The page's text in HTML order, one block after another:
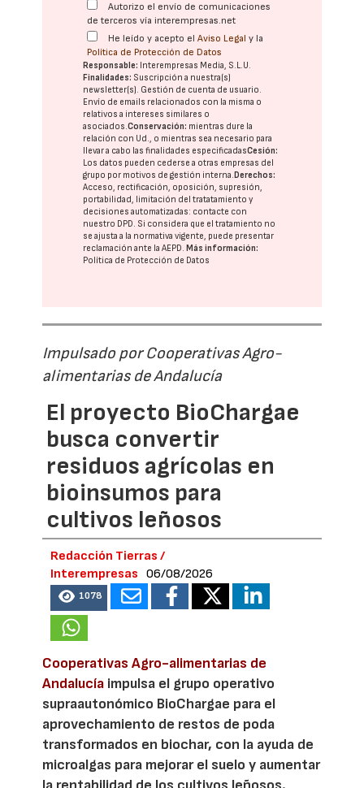
Autorizo el envío de comunicaciones
de terceros vía interempresas.net
He leído y acepto elAviso Legal y la
Política de Protección de Datos
Responsable: Interempresas Media, S.L.U.
Finalidades: Suscripción a nuestra(s)
newsletter(s). Gestión de cuenta de usuario.
Envío de emails relacionados con la misma o
relativos a intereses similares o
asociados.Conservación: mientras dure la
relación con Ud., o mientras sea necesario para
llevar a cabo las finalidades especificadasCesión:
Los datos pueden cederse a otras empresas del
grupo por motivos de gestión interna. Derechos:
Acceso, rectificación, oposición, supresión,
portabilidad, limitación del tratatamiento y
decisiones automatizadas: contacte con
nuestro DPD. Si considera que el tratamiento no
se ajusta a la normativa vigente, puede presentar
reclamación ante laAEPD. Más información:
Política de Protección de Datos
Impulsado por Cooperativas Agro-
alimentarias de Andalucía
El proyecto BioChargae
busca convertir
residuos agrícolas en
bioinsumos para
cultivos leñosos
Redacción Tierras /
Interempresas
06/08/2026
1078
Cooperativas Agro-alimentarias de
Andalucía impulsa el grupo operativo
supraautonómico BioChargae para el
aprovechamiento de restos de poda
transformados en biochar, con la ayuda de
microalgas para mejorar el suelo y aumentar